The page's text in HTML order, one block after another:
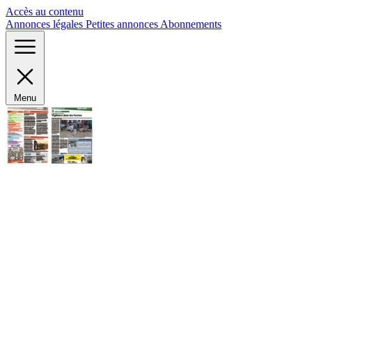
Accès au contenu
Annonces légales Petites annonces Abonnements
Menu
Panneau de gestion des cookies